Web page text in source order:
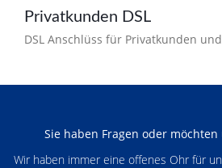
Privatkunden DSL
DSL Anschlüss für Privatkunden
Sie haben Fragen oder
Wir haben immer eine offenes Ohr für